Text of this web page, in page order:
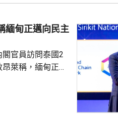
示，
他們抵制世界盃
他們對恩芬...
甸正邁向民主
官員訪問泰國2
萊稱，緬甸正重
好關係。阿努廷